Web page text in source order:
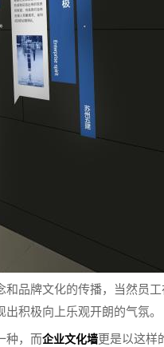
品牌文化的传播，当然员
积极向上乐观开朗的气氛。
种，而企业文化墙更是以这样